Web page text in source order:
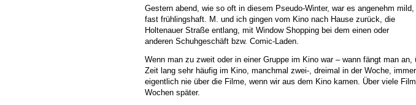
Gestern abend, wie so oft in diesem Pseudo-Winter, war es angenehm mild,
fast frühlingshaft. M. und ich gingen vom Kino nach Hause zurück, die
Holtenauer Straße entlang, mit Window Shopping bei dem einen oder
anderen Schuhgeschäft bzw. Comic-Laden.
Wenn man zu zweit oder in einer Gruppe im Kino war – wann fängt man
Zeit lang sehr häufig im Kino, manchmal zwei-, dreimal in der Woche,
eigentlich nie über die Filme, wenn wir aus dem Kino kamen. Über viele
Wochen später.